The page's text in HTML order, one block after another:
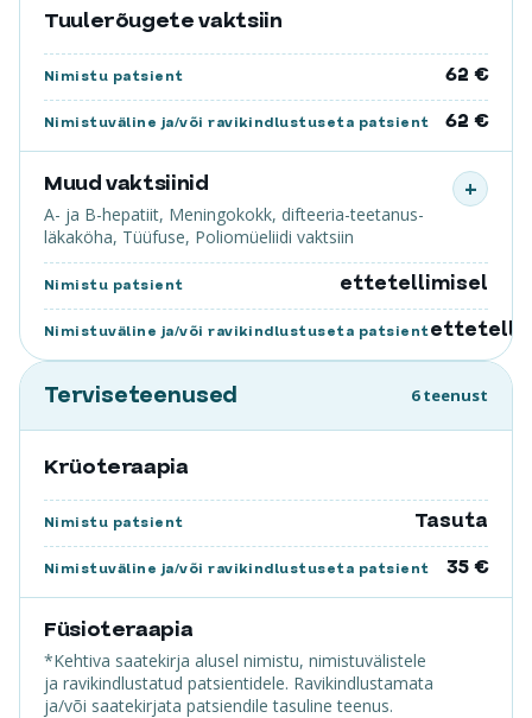
Tuulerõugete vaktsiin
Nimistu patsient 62 €
Nimistuväline ja/või ravikindlustuseta patsient 62 €
Muud vaktsiinid
A- ja B-hepatiit, Meningokokk, difteeria-teetanus-
läkaköha, Tüüfuse, Poliomüeliidi vaktsiin
Nimistu patsient ettetellimisel
Nimistuväline ja/või ravikindlustuseta patsient
+
Terviseteenused 6 teenust
Krüoteraapia
Nimistu patsient Tasuta
Nimistuväline ja/või ravikindlustuseta patsient 35 €
Füsioteraapia
*Kehtiva saatekirja alusel nimistu, nimistuvälistele
ja ravikindlustatud patsientidele. Ravikindlustamata
ja/või saatekirjata patsiendile tasuline teenus.